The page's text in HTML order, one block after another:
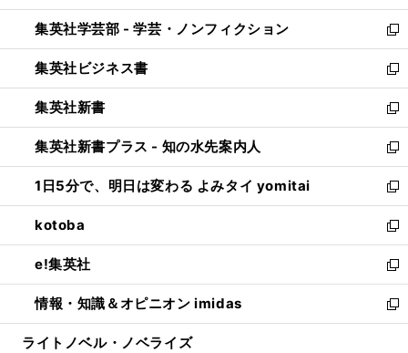
開
く
ウ
で
開
く
ン
ド
ウ
で
開
く
ウ
ィ
ン
ド
ウ
で
開
く
集英社学芸部 - 学芸・ノンフィクション
新
し
い
ウ
ィ
ン
ド
ウ
で
開
く
集英社ビジネス書
新
し
い
ウ
ィ
ン
ド
ウ
で
開
く
集英社新書
新
し
い
ウ
ィ
ン
ド
ウ
で
開
く
集英社新書プラス - 知の水先案内人
新
し
い
ウ
ィ
ン
ド
ウ
で
開
1日5分で、明日は変わる よみタイ yomitai
新
し
い
ウ
ィ
ン
ド
ウ
kotoba
新
し
い
ウ
ィ
ン
e!集英社
新
し
い
ウ
情報・知識＆オピニオン imidas
新
し
ライトノベル・ノベライズ